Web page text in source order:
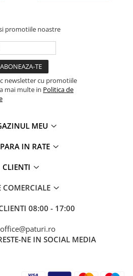
promotiile noastre
newsletter cu promotiile
mai multe in Politica de
MEU
IN RATE
CLIENTI
COMERCIALE
08:00 - 17:00
office@paturi.ro
NE IN SOCIAL MEDIA